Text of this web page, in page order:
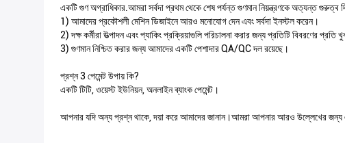
একটি গুণ অগ্রাধিকার.আমরা সর্বদা প্রথম থেকে শেষ পর্যন্ত গুণমান নিয়ন্ত্রণকে অত্যন্ত গুরুত্ব
1) আমাদের প্রকৌশলী মেশিন ডিজাইনে আরও মনোযোগ দেন এবং সর্বদা ইনস্টল করেন।
2) দক্ষ কর্মীরা উত্পাদন এবং প্যাকিং প্রক্রিয়াগুলি পরিচালনা করার জন্য প্রতিটি বিবরণের প্রতি
3) গুণমান নিশ্চিত করার জন্য আমাদের একটি পেশাদার QA/QC দল রয়েছে।
প্রশ্ন 3 পেমেন্ট উপায় কি?
একটি টিটি, ওয়েস্ট ইউনিয়ন, অনলাইন ব্যাংক পেমেন্ট।
আপনার যদি অন্য প্রশ্ন থাকে, দয়া করে আমাদের জানান।আমরা আপনার আরও উল্লেখের